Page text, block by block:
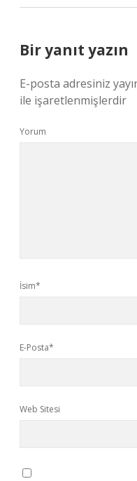
Bir yanıt yazın
E-posta adresiniz
ile işaretlenmişlerdir
Yorum
İsim*
E-Posta*
Web Sitesi